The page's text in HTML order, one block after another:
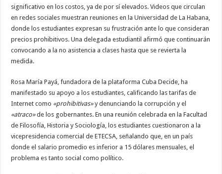
significativo en los costos, ya de por sí elevados. Videos que circulan
en redes sociales muestran reuniones en la Universidad de La Habana,
donde los estudiantes expresan su frustración ante lo que consideran
precios prohibitivos. Una delegada estudiantil afirmó que continuarán
convocando a la no asistencia a clases hasta que se revierta la
medida.
Rosa María Payá, fundadora de la plataforma Cuba Decide, ha
manifestado su apoyo a los estudiantes, calificando las tarifas de
Internet como «prohibitivas»y denunciando la corrupción y el
«atraco»de los gobernantes. En una reunión celebrada en la Facultad
de Filosofía, Historia y Sociología, los estudiantes cuestionaron a la
vicepresidencia comercial de ETECSA, señalando que, en un país
donde el salario promedio es inferior a 15 dólares mensuales, el
problema es tanto social como político.